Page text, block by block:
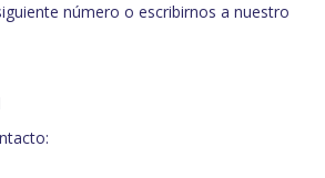
número o escribirnos a nuestro